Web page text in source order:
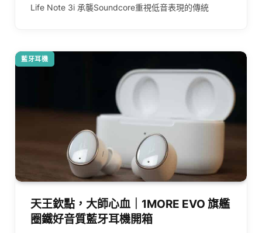
Life Note 3i 承襲Soundcore重視低音表現的傳統
藍牙耳機
天王欽點，大師心血｜1MORE EVO 旗艦
圈鐵好音質藍牙耳機開箱